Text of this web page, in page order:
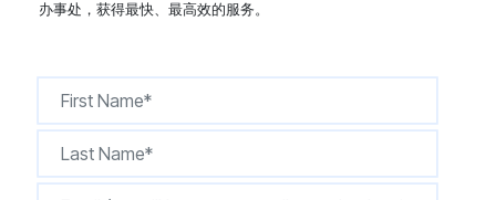
购买地点
办事处，获得最快、最高效的服务。